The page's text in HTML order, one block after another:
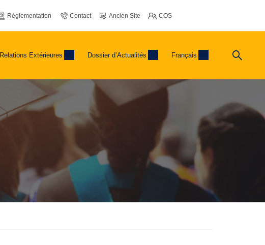
Réglementation Contact Ancien Site COS
Relations Extérieures Dossier d’Actualités Français